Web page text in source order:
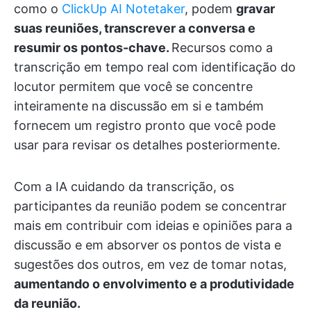
como o ClickUp AI Notetaker, podem gravar
suas reuniões, transcrever a conversa e
resumir os pontos-chave. Recursos como a
transcrição em tempo real com identificação do
locutor permitem que você se concentre
inteiramente na discussão em si e também
fornecem um registro pronto que você pode
usar para revisar os detalhes posteriormente.
Com a IA cuidando da transcrição, os
participantes da reunião podem se concentrar
mais em contribuir com ideias e opiniões para a
discussão e em absorver os pontos de vista e
sugestões dos outros, em vez de tomar notas,
aumentando o envolvimento e a produtividade
da reunião.